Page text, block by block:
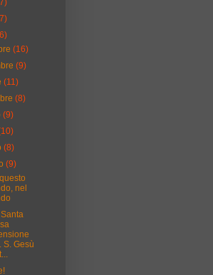
(16)
(9)
(11)
(8)
(9)
(8)
(9)
nel
S. Gesù